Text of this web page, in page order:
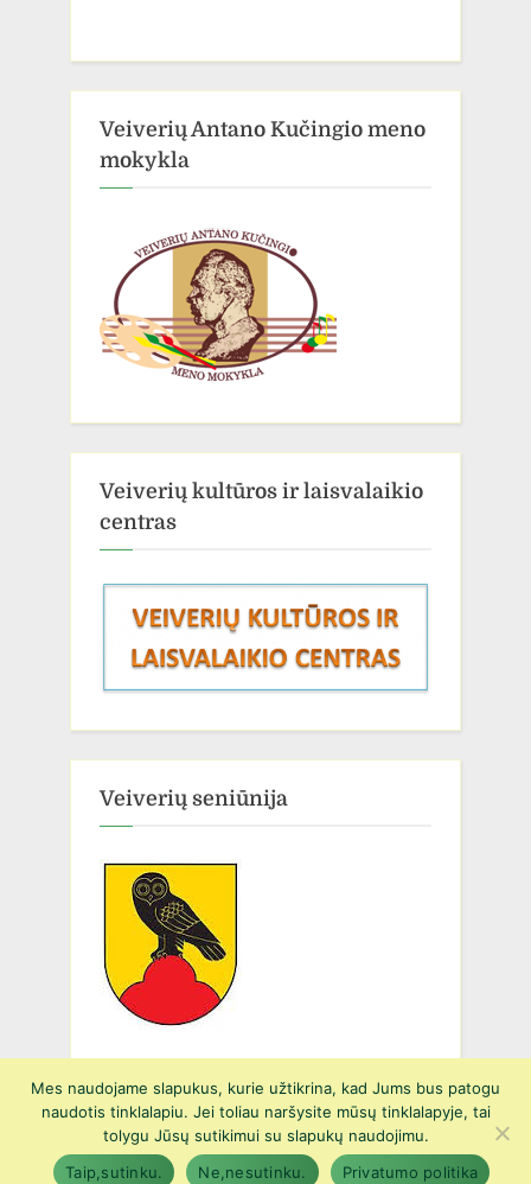
Veiverių Antano Kučingio meno
mokykla
Veiverių kultūros ir laisvalaikio
centras
Veiverių seniūnija
Copyright © 2026 Prienų r. Suvalkijos gimnazijos Veiverių Tomo
Žilinsko skyrius.
Powered byPressBook Green WordPress theme
Mes naudojame slapukus, kurie užtikrina, kad Jums bus patogu
naudotis tinklalapiu. Jei toliau naršysite mūsų tinklalapyje, tai
tolygu Jūsų sutikimui su slapukų naudojimu.
Taip,sutinku.
Ne,nesutinku. Privatumo politika